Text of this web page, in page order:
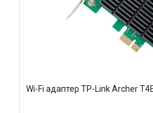
Wi-Fi адаптер TP-Link Archer